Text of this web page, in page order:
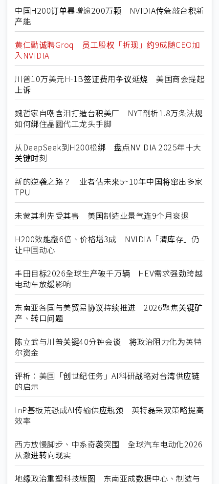
中国H200订单暴增逾200万颗 NVIDIA传急敲台积新
产能
黄仁勳诚聘Groq 员工股权「折现」约9成随CEO加
入NVIDIA
川普10万美元H-1B签证费用争议延烧 美国商会提起
上诉
魏哲家自嘲含泪打造台积美厂 NYT剖析1.8万条法规
如何绑住晶圆代工龙头手脚
从DeepSeek到H200松绑 盘点NVIDIA 2025年十大
关键时刻
新的逆袭之路？ 业者估未来5~10年中国将窜出多家
TPU
未蒙其利先受其害 美国制造业景气连9个月衰退
H200效能翻6倍、价格增3成 NVIDIA「清库存」仍
让中国动心
丰田目标2026全球生产破千万辆 HEV需求强劲跨越
电动车放缓影响
东南亚各国与美贸易协议持续推进 2026聚焦关键矿
产、转口问题
陈立武与川普关键40分钟会谈 将政治阻力化为英特
尔资金
评析：美国「创世纪任务」AI科研战略对台湾供应链
的启示
InP基板荒恐成AI传输供应瓶颈 英特磊采双策略提高
效率
西方放慢脚步、中系奇袭突围 全球汽车电动化2026
从激进转向现实
地缘政治重塑科技版图 东南亚成数据中心、制造与